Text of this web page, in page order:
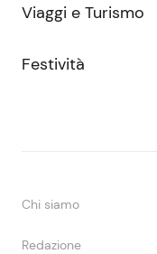
Viaggi e Turismo
Festività
Chi siamo
Redazione